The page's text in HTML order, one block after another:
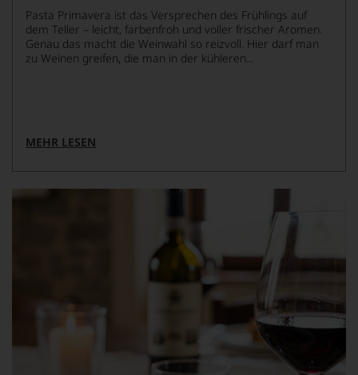
Pasta Primavera ist das Versprechen des Frühlings auf
dem Teller – leicht, farbenfroh und voller frischer Aromen.
Genau das macht die Weinwahl so reizvoll. Hier darf man
zu Weinen greifen, die man in der kühleren...
MEHR LESEN